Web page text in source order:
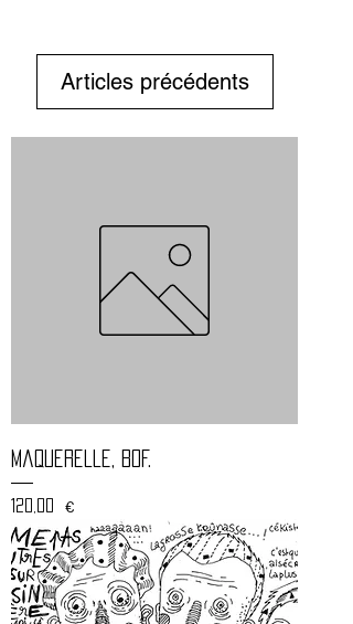
Articles précédents
Maquerelle, bof.
Prix
120,00 €